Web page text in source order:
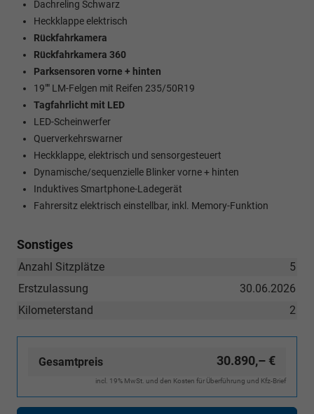
Dachreling Schwarz
Heckklappe elektrisch
Rückfahrkamera
Rückfahrkamera 360
Parksensoren vorne + hinten
19"" LM-Felgen mit Reifen 235/50R19
Tagfahrlicht mit LED
LED-Scheinwerfer
Querverkehrswarner
Heckklappe, elektrisch und sensorgesteuert
Dynamische/sequenzielle Blinker vorne + hinten
Induktives Smartphone-Ladegerät
Fahrersitz elektrisch einstellbar, inkl. Memory-Funktion
Sonstiges
5
Anzahl Sitzplätze
30.06.2026
Erstzulassung
2
Kilometerstand
Gesamtpreis 30.890,– €
incl. 19% MwSt. und den Kosten für Überführung und Kfz-Brief